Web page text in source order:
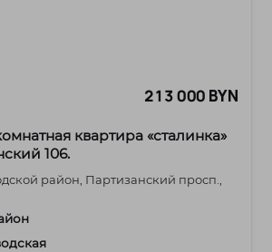
213 000 BYN
квартира «сталинка»
106.
район, Партизанский просп.,